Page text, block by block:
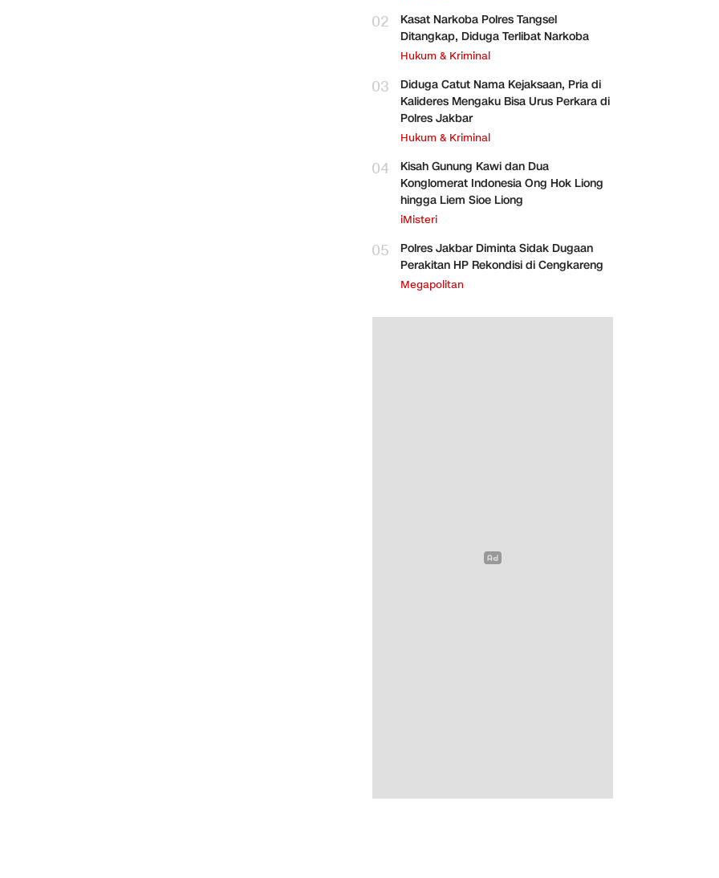
02
Kasat Narkoba Polres Tangsel
Ditangkap, Diduga Terlibat Narkoba
Hukum & Kriminal
03
Diduga Catut Nama Kejaksaan, Pria di
Kalideres Mengaku Bisa Urus Perkara di
Polres Jakbar
Hukum & Kriminal
04
Kisah Gunung Kawi dan Dua
Konglomerat Indonesia Ong Hok Liong
hingga Liem Sioe Liong
iMisteri
05
Polres Jakbar Diminta Sidak Dugaan
Perakitan HP Rekondisi di Cengkareng
Megapolitan